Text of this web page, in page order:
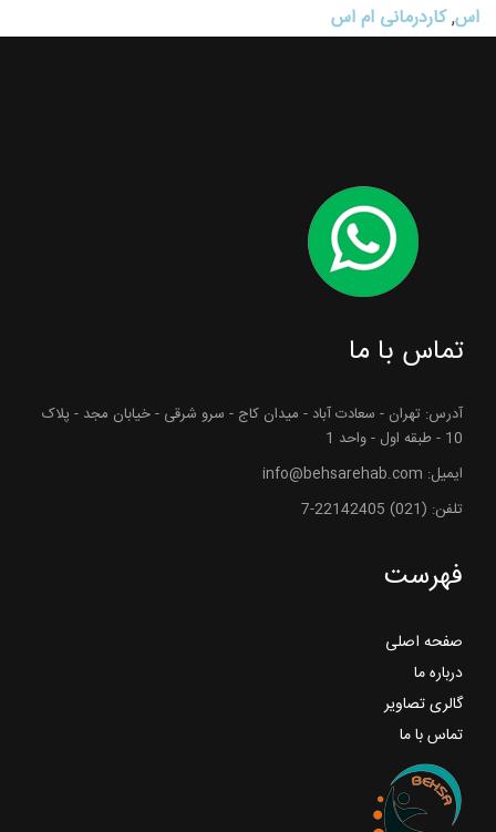
اس,کاردرمانی ام اس
تماس با ما
آدرس: تهران - سعادت آباد - میدان کاج - سرو شرقی - خیابان مجد - پلاک
10 - طبقه اول - واحد 1
ایمیل: info@behsarehab.com
تلفن: (021) 22142405-7
فهرست
صفحه اصلی
درباره ما
گالری تصاویر
تماس با ما